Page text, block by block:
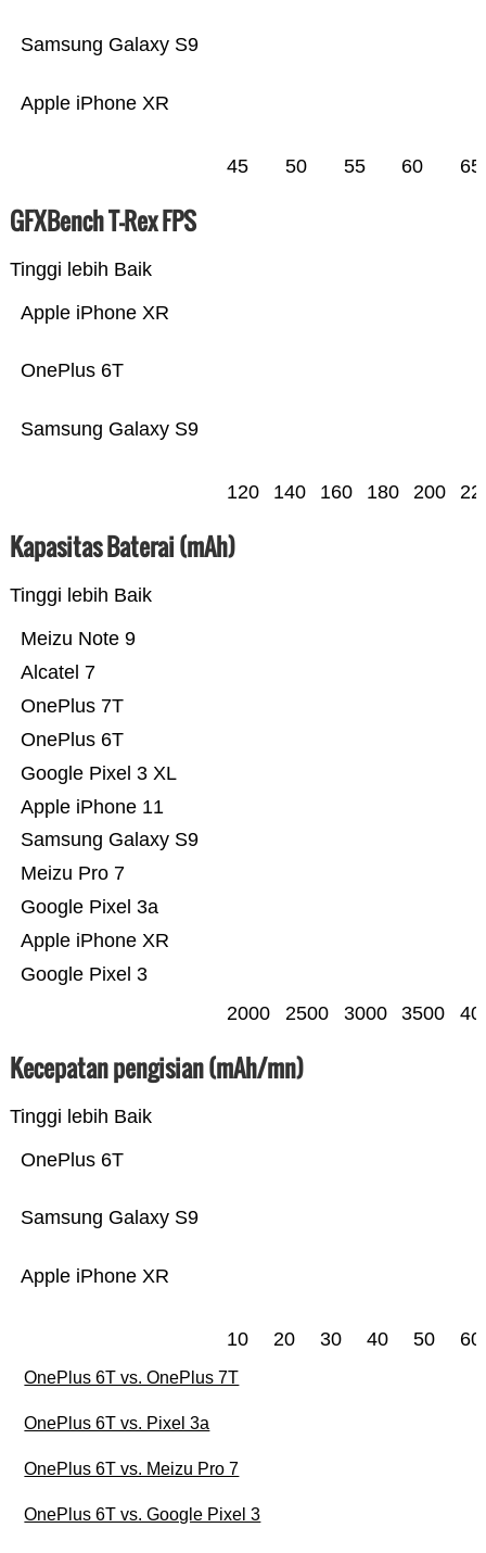
Apple iPhone XR
Samsung Galaxy S9
45 50 55 60 65
GFXBench T-Rex FPS
Tinggi lebih Baik
Samsung Galaxy S9
OnePlus 6T
Apple iPhone XR
120 140 160 180 200
Kapasitas Baterai (mAh)
Tinggi lebih Baik
Google Pixel 3
Apple iPhone XR
Google Pixel 3a
Meizu Pro 7
Samsung Galaxy S9
Apple iPhone 11
Google Pixel 3 XL
OnePlus 6T
OnePlus 7T
Alcatel 7
Meizu Note 9
2000 2500 3000 3500
Kecepatan pengisian (mAh/mn)
Tinggi lebih Baik
Apple iPhone XR
Samsung Galaxy S9
OnePlus 6T
10 20 30 40 50 60
OnePlus 6T vs. OnePlus 7T
OnePlus 6T vs. Pixel 3a
OnePlus 6T vs. Meizu Pro 7
OnePlus 6T vs. Google Pixel 3